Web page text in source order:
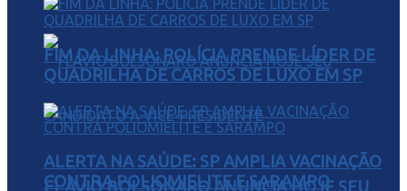
FLÁVIO BOLSONARO ANUNCIA HOJE SEU
FIM DA LINHA: POLÍCIA PRENDE LÍDER DE
QUADRILHA DE CARROS DE LUXO EM SP
ALERTA NA SAÚDE: SP AMPLIA VACINAÇÃO
CONTRA POLIOMIELITE E SARAMPO